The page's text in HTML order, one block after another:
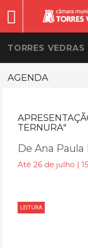
TORRES VEDRAS
AGENDA
TERNURA"
De Ana Paula
Até 26 de julho |
LEITURA